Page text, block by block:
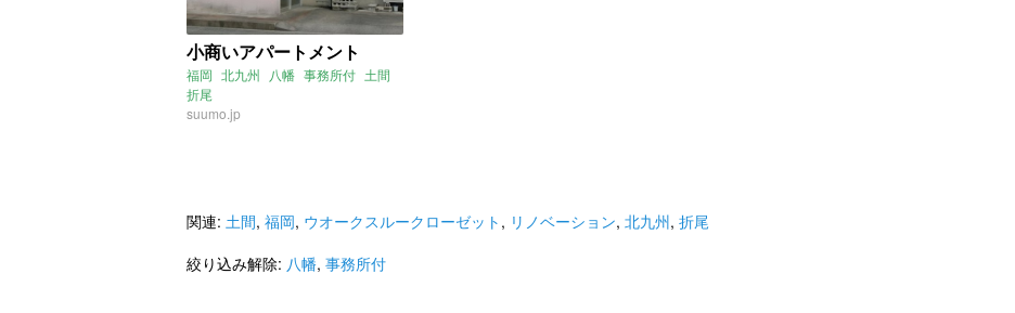
小商いアパートメント
福岡 北九州 八幡 事務所付 土間
折尾
suumo.jp
関連: 土間, 福岡, ウオークスルークローゼット , リノベーション, 北九州, 折尾
絞り込み解除: 八幡, 事務所付